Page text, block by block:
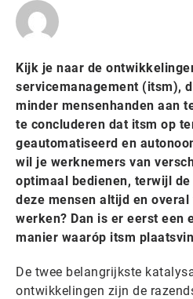
Kijk je naar de
servicemanagement (itsm),
minder mensenhanden aan
te concluderen dat itsm op
geautomatiseerd en
wil je werknemers van
optimaal bedienen, terwijl
deze mensen altijd en
werken? Dan is er eerst een
manier waaróp itsm
De twee belangrijkste
ontwikkelingen zijn de